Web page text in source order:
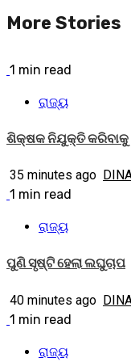
More Stories
1 min read
ରାଜ୍ୟ
ଶିକ୍ଷକ ନିଯୁକ୍ତି କରିବାକୁ
35 minutes ago
1 min read
ରାଜ୍ୟ
ପୁଣି ସୃଷ୍ଟି ହେଲା ଲଘୁଚାପ
40 minutes ago
1 min read
ରାଜ୍ୟ